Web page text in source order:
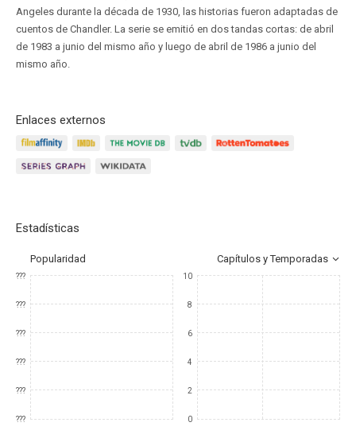
Angeles durante la década de 1930, las historias fueron adaptadas de
cuentos de Chandler. La serie se emitió en dos tandas cortas: de abril
de 1983 a junio del mismo año y luego de abril de 1986 a junio del
mismo año.
Enlaces externos
Estadísticas
Popularidad Capítulos y Temporadas
???
???
???
???
???
???
10
8
6
4
2
0